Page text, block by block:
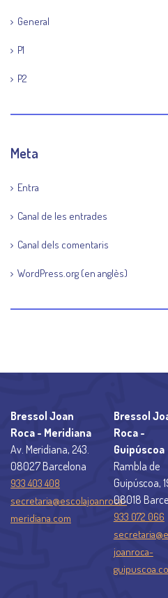
General
P1
P2
Meta
Entra
Canal de les entrades
Canal dels comentaris
WordPress.org (en anglès)
Bressol Joan
Roca - Meridiana
Av. Meridiana, 243.
08027 Barcelona
933 403 408
secretaria@escolajoanroca-
meridiana.com
Bressol
Roca -
Guipúscoa
Rambla de
Guipúscoa,
08018
933 072 066
joanroca-